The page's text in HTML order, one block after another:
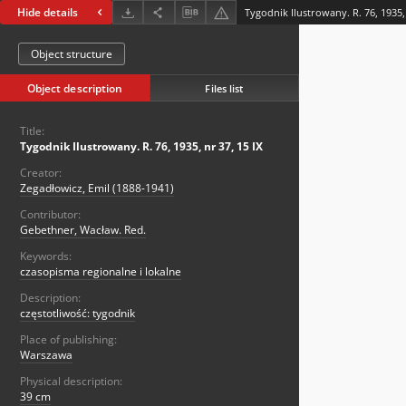
Hide details Tygodnik Ilustrowany. R. 76,
Object structure
Object description Files list
Title:
Tygodnik Ilustrowany. R. 76, 1935, nr 37, 15 IX
Creator:
Zegadłowicz, Emil (1888-1941)
Contributor:
Gebethner, Wacław. Red.
Keywords:
czasopisma regionalne i lokalne
Description:
częstotliwość: tygodnik
Place of publishing:
Warszawa
Physical description:
39 cm